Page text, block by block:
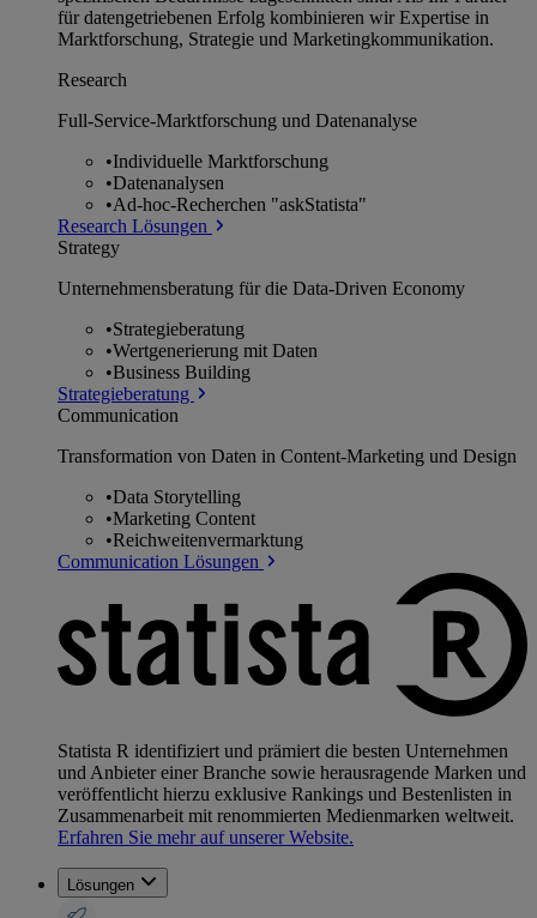
für datengetriebenen Erfolg kombinieren wir Expertise in
Marktforschung, Strategie und Marketingkommunikation.
Research
Full-Service-Marktforschung und Datenanalyse
•Individuelle Marktforschung
•Datenanalysen
•Ad-hoc-Recherchen "askStatista"
Research Lösungen
Strategy
Unternehmens­beratung für die Data-Driven Economy
•Strategieberatung
•Wertgenerierung mit Daten
•Business Building
Strategieberatung
Communication
Transformation von Daten in Content-Marketing und Design
•Data Storytelling
•Marketing Content
•Reichweitenvermarktung
Communication Lösungen
Statista R identifiziert und prämiert die besten Unternehmen
und Anbieter einer Branche sowie herausragende Marken und
veröffentlicht hierzu exklusive Rankings und Bestenlisten in
Zusammenarbeit mit renommierten Medienmarken weltweit.
Erfahren Sie mehr auf unserer Website.
Lösungen